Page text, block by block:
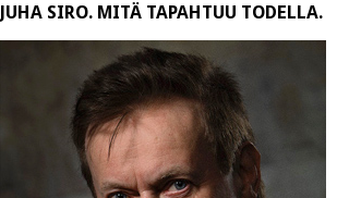
JUHA SIRO. MITÄ TAPAHTUU TODELLA.